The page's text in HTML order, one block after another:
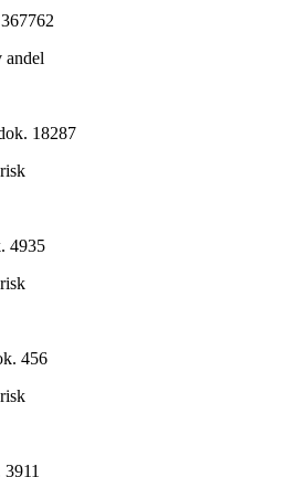
18287
4935
456
3911